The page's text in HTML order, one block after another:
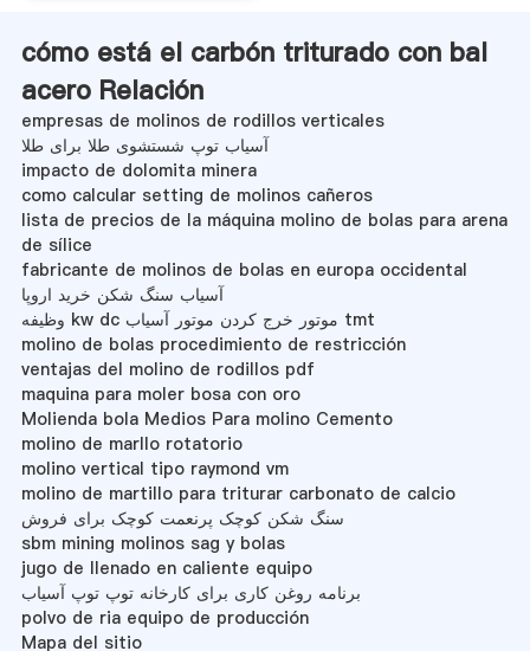
cómo está el carbón triturado con bal
acero Relación
empresas de molinos de rodillos verticales
آسیاب توپ شستشوی طلا برای طلا
impacto de dolomita minera
como calcular setting de molinos cañeros
lista de precios de la máquina molino de bolas para arena
de sílice
fabricante de molinos de bolas en europa occidental
آسیاب سنگ شکن خرید اروپا
وظیفه kw dc موتور خرج کردن موتور آسیاب tmt
molino de bolas procedimiento de restricción
ventajas del molino de rodillos pdf
maquina para moler bosa con oro
Molienda bola Medios Para molino Cemento
molino de marllo rotatorio
molino vertical tipo raymond vm
molino de martillo para triturar carbonato de calcio
سنگ شکن کوچک پرنعمت کوچک برای فروش
sbm mining molinos sag y bolas
jugo de llenado en caliente equipo
برنامه روغن کاری برای کارخانه توپ توپ آسیاب
polvo de ria equipo de producción
Mapa del sitio